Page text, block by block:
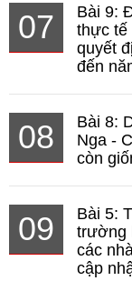
07
Bài 9:
thực tế
quyết
đến
08
Bài 8:
Nga -
còn
09
Bài 5:
trường
các
cập